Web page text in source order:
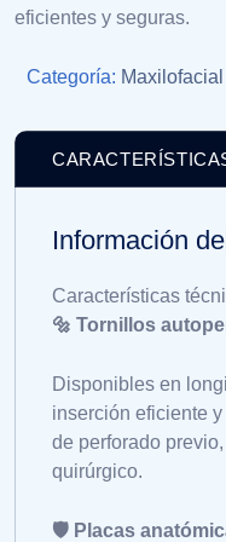
eficientes y seguras.
Categoría: Maxilofacial
Información
Características
🔩 Tornillos
Disponibles en
inserción eficiente
de perforado
quirúrgico.
🛡️ Placas